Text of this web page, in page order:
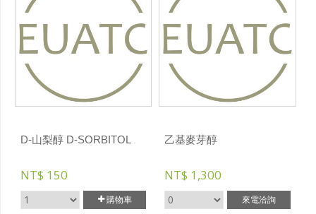
D-山梨醇 D-SORBITOL
NT$ 150
購物車
乙基麥芽醇
NT$ 1,300
來電洽詢